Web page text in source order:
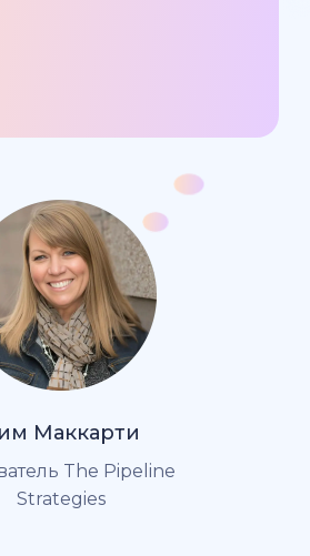
Маккарти
The Pipeline
Strategies